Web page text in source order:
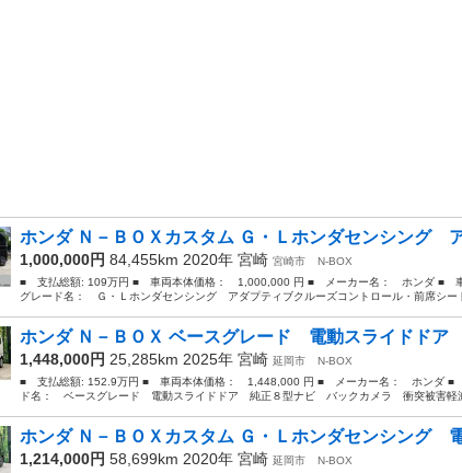
ホンダ Ｎ－ＢＯＸカスタム Ｇ・Ｌホンダセンシング
1,000,000円 84,455km 2020年 宮崎 宮崎市
N-BOX
■ 支払総額: 109万円 ■ 車両本体価格： 1,000,000 円 ■ メーカー名： ホンダ ■
グレード名： Ｇ・Ｌホンダセンシング アダプティブクルーズコントロール・前席シー
ホンダ Ｎ－ＢＯＸ ベースグレード 電動スライドドア
1,448,000円 25,285km 2025年 宮崎 延岡市
N-BOX
■ 支払総額: 152.9万円 ■ 車両本体価格： 1,448,000 円 ■ メーカー名： ホンダ
ド名： ベースグレード 電動スライドドア 純正８型ナビ バックカメラ 衝突被害軽
ホンダ Ｎ－ＢＯＸカスタム Ｇ・Ｌホンダセンシング
1,214,000円 58,699km 2020年 宮崎 延岡市
N-BOX